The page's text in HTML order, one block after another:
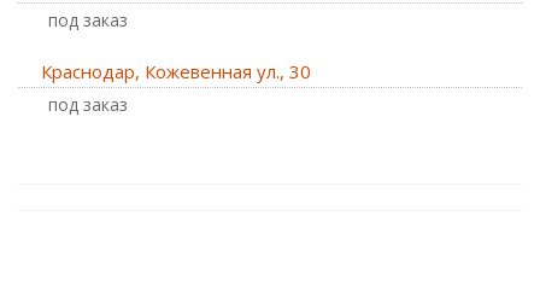
Под заказ
Краснодар, Кожевенная ул., 30
Под заказ